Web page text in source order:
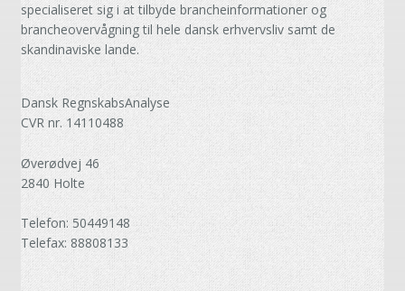
specialiseret sig i at tilbyde brancheinformationer og
brancheovervågning til hele dansk erhvervsliv samt de
skandinaviske lande.
Dansk RegnskabsAnalyse
CVR nr. 14110488
Øverødvej 46
2840 Holte
Telefon: 50449148
Telefax: 88808133